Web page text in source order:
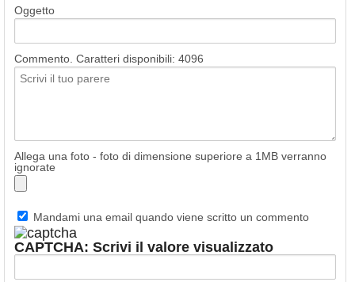
Oggetto
Commento. Caratteri disponibili: 4096
Allega una foto - foto di dimensione superiore a 1MB verranno
ignorate
Mandami una email quando viene scritto un commento
CAPTCHA: Scrivi il valore visualizzato